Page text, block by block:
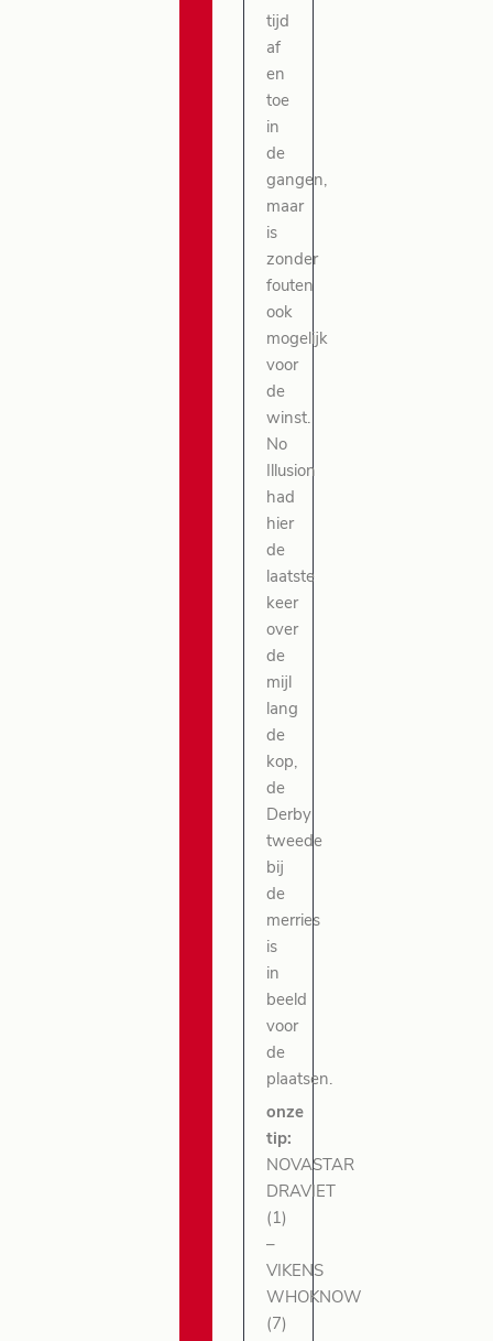
tijd
af
en
toe
in
de
gangen,
maar
is
zonder
fouten
ook
mogelijk
voor
de
winst.
No
Illusion
had
hier
de
laatste
keer
over
de
mijl
lang
de
kop,
de
Derby
tweede
bij
de
merries
is
in
beeld
voor
de
plaatsen.
onze
tip:
NOVASTAR
DRAVIET
(1)
–
VIKENS
WHOKNOW
(7)